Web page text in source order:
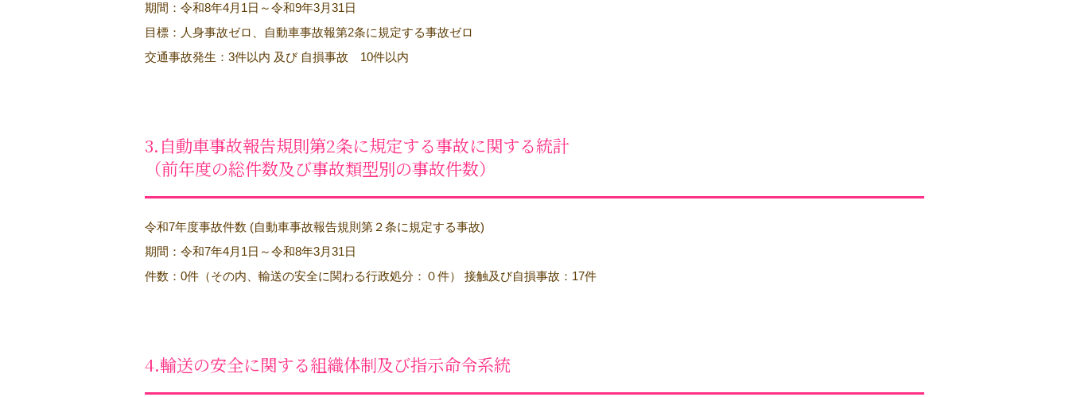
期間：令和8年4月1日～令和9年3月31日
目標：人身事故ゼロ、自動車事故報第2条に規定する事故ゼロ
交通事故発生：3件以内 及び 自損事故 10件以内
3.自動車事故報告規則第2条に規定する事故に関する統計
（前年度の総件数及び事故類型別の事故件数）
令和7年度事故件数 (自動車事故報告規則第２条に規定する事故)
期間：令和7年4月1日～令和8年3月31日
件数：0件（その内、輸送の安全に関わる行政処分：０件） 接触及び自損事故：17件
4.輸送の安全に関する組織体制及び指示命令系統